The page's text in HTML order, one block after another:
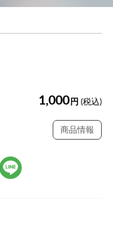
1,000 円 (税込)
商品情報